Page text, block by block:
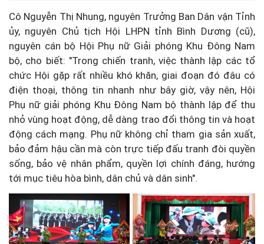
Cô Nguyễn Thị Nhung, nguyên Trưởng Ban Dân vận Tỉnh
ủy, nguyên Chủ tịch Hội LHPN tỉnh Bình Dương (cũ),
nguyên cán bộ Hội Phụ nữ Giải phóng Khu Đông Nam
bộ, cho biết: "Trong chiến tranh, việc thành lập các tổ
chức Hội gặp rất nhiều khó khăn, giai đoạn đó đâu có
điện thoại, thông tin nhanh như bây giờ, vậy nên, Hội
Phụ nữ giải phóng Khu Đông Nam bộ thành lập để thu
nhỏ vùng hoạt động, dễ dàng trao đổi thông tin và hoạt
động cách mạng. Phụ nữ không chỉ tham gia sản xuất,
bảo đảm hậu cần mà còn trực tiếp đấu tranh đòi quyền
sống, bảo vệ nhân phẩm, quyền lợi chính đáng, hướng
tới mục tiêu hòa bình, dân chủ và dân sinh".